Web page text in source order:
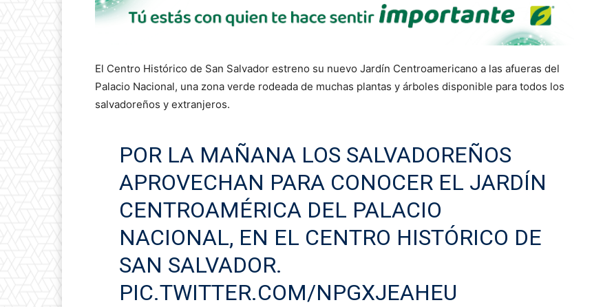
El Centro Histórico de San Salvador estreno su nuevo Jardín Centroamericano a las afueras del
Palacio Nacional, una zona verde rodeada de muchas plantas y árboles disponible para todos los
salvadoreños y extranjeros.
POR LA MAÑANA LOS SALVADOREÑOS
APROVECHAN PARA CONOCER EL JARDÍN
CENTROAMÉRICA DEL PALACIO
NACIONAL, EN EL CENTRO HISTÓRICO DE
SAN SALVADOR.
PIC.TWITTER.COM/NPGXJEAHEU